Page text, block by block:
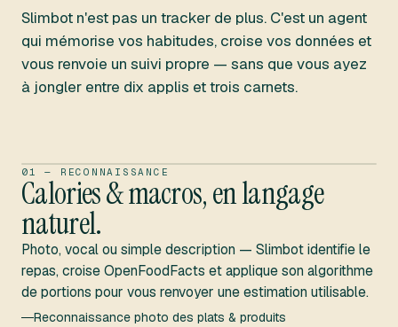
Slimbot n'est pas un tracker de plus. C'est un agent
qui mémorise vos habitudes, croise vos données et
vous renvoie un suivi propre — sans que vous ayez
à jongler entre dix applis et trois carnets.
42g
78g
28g
01 — RECONNAISSANCE
Calories & macros, en langage
naturel.
Photo, vocal ou simple description — Slimbot identifie le
repas, croise OpenFoodFacts et applique son algorithme
de portions pour vous renvoyer une estimation utilisable.
Reconnaissance photo des plats & produits